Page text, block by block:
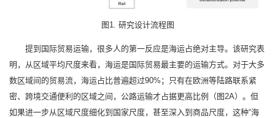
图1. 研究设计流程图
提到国际贸易运输，很多人的第一反应是海运占绝对主导。该研究表
明，从区域平均尺度来看，海运是国际贸易最主要的运输方式。对于大多
数区域间的贸易流，海运占比普遍超过90%；只有在欧洲等陆路联系紧
密、跨境交通便利的区域之间，公路运输才占据更高比例（图2A）。但
如果进一步从区域尺度细化到国家尺度，甚至深入到商品尺度，这种“海